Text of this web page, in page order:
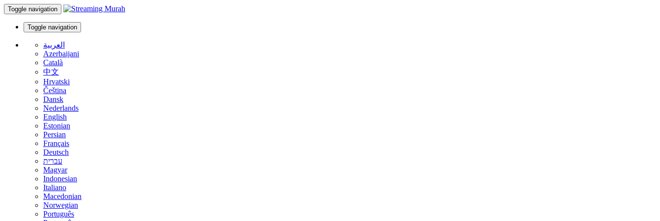
Toggle navigation
Toggle navigation
العربية
Azerbaijani
Català
中文
Hrvatski
Čeština
Dansk
Nederlands
English
Estonian
Persian
Français
Deutsch
עברית
Magyar
Indonesian
Italiano
Macedonian
Norwegian
Português